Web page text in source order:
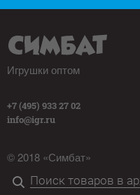
Игрушки оптом
+7 (495) 933 27 02
info@igr.ru
© 2018 «Симбат»